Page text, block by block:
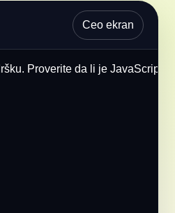
Ceo ekran
Proverite da li je JavaScript